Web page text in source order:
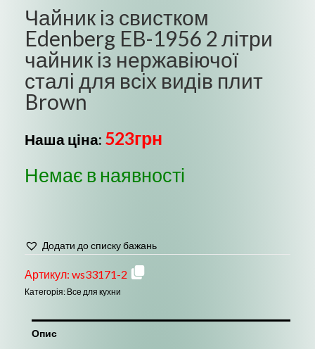
Чайник із свистком
Edenberg EB-1956 2 літри
чайник із нержавіючої
сталі для всіх видів плит
Brown
Наша ціна: 523грн
Немає в наявності
Додати до списку бажань
Артикул: ws33171-2
Категорія: Все для кухни
Опис